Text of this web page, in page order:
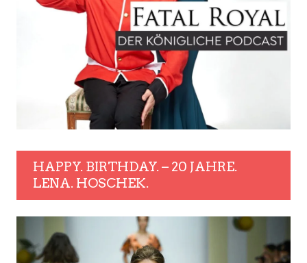
HAPPY. BIRTHDAY. – 20 JAHRE.
LENA. HOSCHEK.